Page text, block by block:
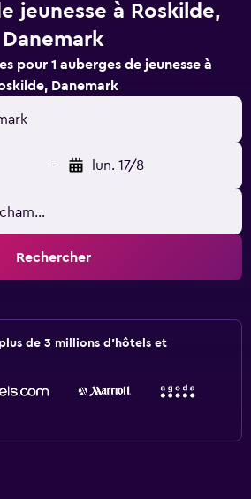
jeunesse à Roskilde,
Danemark
pour 1 auberges de jeunesse à
Danemark
- lun. 17/8
Rechercher
de 3 millions d'hôtels et